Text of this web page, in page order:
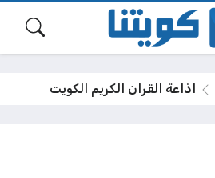
اذاعة القران الكريم الكويت